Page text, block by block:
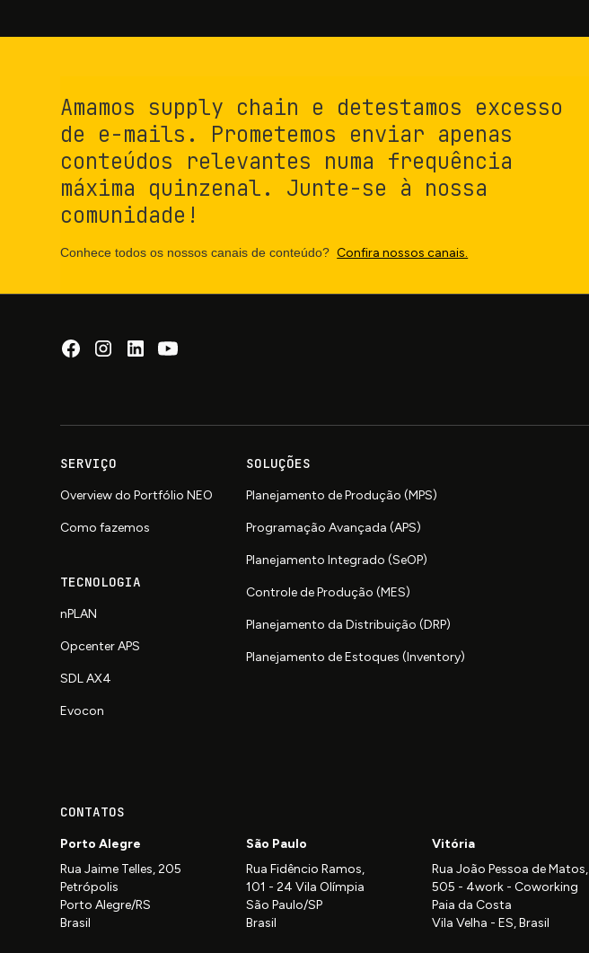
Amamos supply chain e detestamos excesso
de e-mails. Prometemos enviar apenas
conteúdos relevantes numa frequência
máxima quinzenal. Junte-se à nossa
comunidade!
Conhece todos os nossos canais de conteúdo?Confira nossos canais.
SERVIÇO
Overview do Portfólio NEO
Como fazemos
TECNOLOGIA
nPLAN
Opcenter APS
SDL AX4
Evocon
SOLUÇÕES
Planejamento de Produção (MPS)
Programação Avançada (APS)
Planejamento Integrado (SeOP)
Controle de Produção (MES)
Planejamento da Distribuição (DRP)
Planejamento de Estoques (Inventory)
CONTATOS
Porto Alegre
Rua Jaime Telles, 205
Petrópolis
Porto Alegre/RS
Brasil
São Paulo
Rua Fidêncio Ramos,
101 - 24 Vila Olímpia
São Paulo/SP
Brasil
Vitória
Rua João Pessoa de Matos,
505 - 4work - Coworking
Paia da Costa
Vila Velha - ES, Brasil